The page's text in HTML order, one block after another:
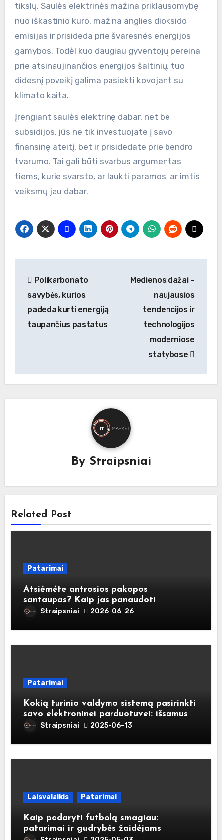
tikslų. Saulės elektrinės mažina priklausomybę
nuo iškastinio kuro, mažina anglies dioksido
emisijas ir prisideda prie švaresnės energijos
gamybos. Todėl kuo daugiau gyventojų pereina
prie atsinaujinančios energijos šaltinių, tuo
didesnį poveikį galima pasiekti kovojant su
klimato kaita.
Įrengiant saulės elektrinę dabar, net be
subsidijos, jūs ne tik investuojate į savo
finansinę ateitį, bet ir prisidedate prie bendro
tvarumo. Tai gali būti svarbus argumentas
tiems, kurie svarsto, ar laukti paramos, ar imtis
veiksmų jau dabar.
tarp
įrašų
Polikarbonato
savybės, kurios
padeda kurti energiją
taupančius pastatus
Medienos dažai –
naujausios
tendencijos ir
technologijos
moderniose
statybose
By Straipsniai
Related Post
Patarimai
Atsiėmėte antrosios pakopos
santaupas? Kaip jas panaudoti
atsakingai?
Straipsniai 2026-06-26
Patarimai
Kokią turinio valdymo sistemą pasirinkti
savo elektroninei parduotuvei: išsamus
gidas naujokams
Straipsniai 2025-06-13
Laisvalaikis Patarimai
Kaip padaryti futbolą smagiau:
patarimai ir gudrybės žaidėjams